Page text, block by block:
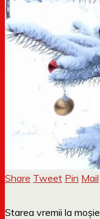
Share Tweet Pin Mail
Starea vremii la moșie